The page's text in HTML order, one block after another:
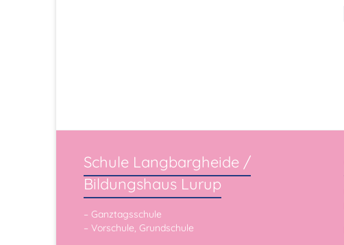
Schule Langbargheide /
Bildungshaus Lurup
– Ganztagsschule
– Vorschule, Grundschule